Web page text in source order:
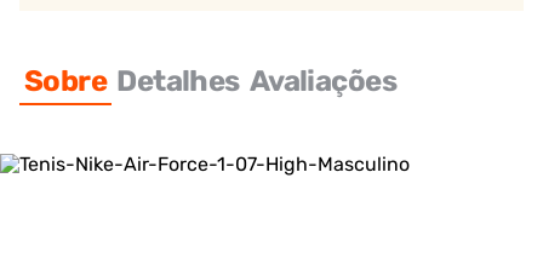
Sobre Detalhes Avaliações